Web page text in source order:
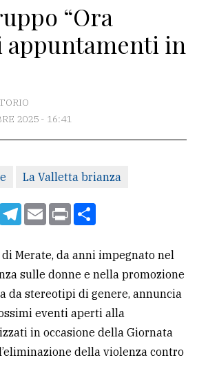
“Ora
appuntamenti in
2025 - 16:41
La Valletta brianza
WhatsApp
Telegram
EmailPrint
Merate, da anni impegnato nel
sulle donne e nella promozione
da stereotipi di genere, annuncia
eventi aperti alla
in occasione della Giornata
della violenza contro